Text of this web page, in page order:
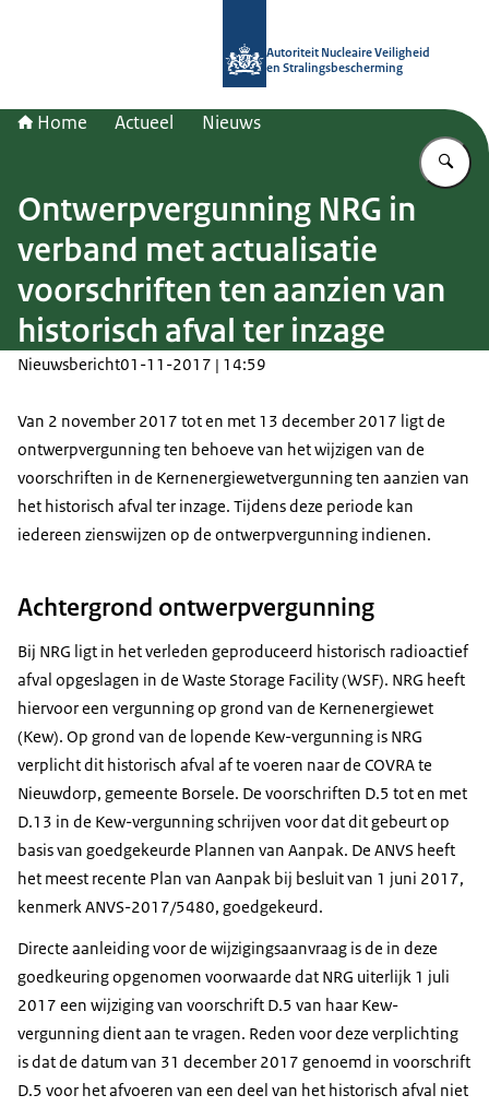
Autoriteit Nucleaire Veiligheid
en Stralingsbescherming
Home Actueel Nieuws
Ontwerpvergunning NRG in
verband met actualisatie
voorschriften ten aanzien van
historisch afval ter inzage
Nieuwsbericht01-11-2017 | 14:59
Van 2 november 2017 tot en met 13 december 2017 ligt de
ontwerpvergunning ten behoeve van het wijzigen van de
voorschriften in de Kernenergiewetvergunning ten aanzien van
het historisch afval ter inzage. Tijdens deze periode kan
iedereen zienswijzen op de ontwerpvergunning indienen.
Achtergrond ontwerpvergunning
Bij NRG ligt in het verleden geproduceerd historisch radioactief
afval opgeslagen in de Waste Storage Facility (WSF). NRG heeft
hiervoor een vergunning op grond van de Kernenergiewet
(Kew). Op grond van de lopende Kew-vergunning is NRG
verplicht dit historisch afval af te voeren naar de COVRA te
Nieuwdorp, gemeente Borsele. De voorschriften D.5 tot en met
D.13 in de Kew-vergunning schrijven voor dat dit gebeurt op
basis van goedgekeurde Plannen van Aanpak. De ANVS heeft
het meest recente Plan van Aanpak bij besluit van 1 juni 2017,
kenmerk ANVS-2017/5480, goedgekeurd.
Directe aanleiding voor de wijzigingsaanvraag is de in deze
goedkeuring opgenomen voorwaarde dat NRG uiterlijk 1 juli
2017 een wijziging van voorschrift D.5 van haar Kew-
vergunning dient aan te vragen. Reden voor deze verplichting
is dat de datum van 31 december 2017 genoemd in voorschrift
D.5 voor het afvoeren van een deel van het historisch afval niet